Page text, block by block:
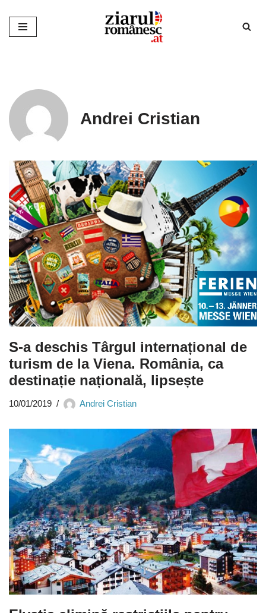
Sari
Andrei Cristian
S-a deschis Târgul internațional de
turism de la Viena. România, ca
destinație națională, lipsește
10/01/2019 Andrei Cristian